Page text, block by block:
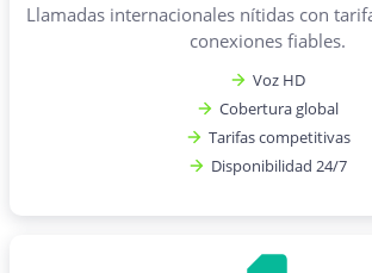
Llamadas internacionales nítidas con
conexiones fiables.
Voz HD
Cobertura global
Tarifas competitivas
Disponibilidad 24/7